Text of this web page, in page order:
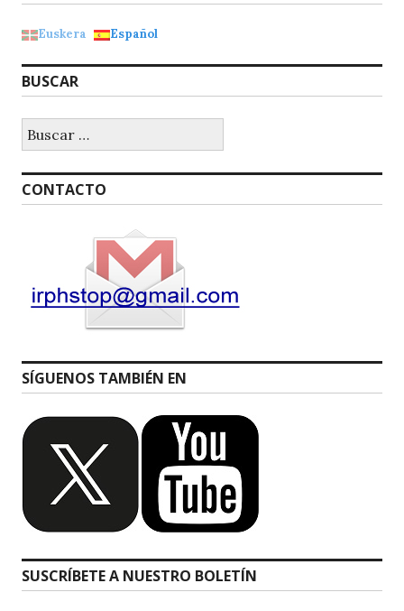
Euskera Español
BUSCAR
CONTACTO
SÍGUENOS TAMBIÉN EN
SUSCRÍBETE A NUESTRO BOLETÍN